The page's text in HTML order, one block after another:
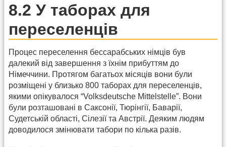
8.2 У таборах для
переселенців
Процес переселення бессарабських німців був
далекий від завершення з їхнім прибуттям до
Німеччини. Протягом багатьох місяців вони були
розміщені у близько 800 таборах для переселенців,
якими опікувалося “Volksdeutsche Mittelstelle”. Вони
були розташовані в Саксонії, Тюрінгії, Баварії,
Судетській області, Сілезії та Австрії. Деяким людям
доводилося змінювати табори по кілька разів.